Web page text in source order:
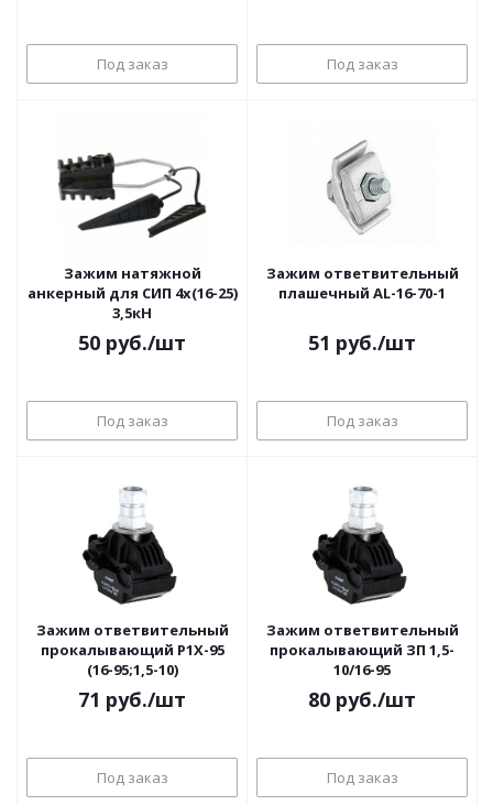
Под заказ Под заказ
Зажим натяжной
анкерный для СИП 4x(16-25)
3,5кН
50 руб./шт
Под заказ
Зажим ответвительный
плашечный AL-16-70-1
51 руб./шт
Под заказ
Зажим ответвительный
прокалывающий P1X-95
(16-95;1,5-10)
71 руб./шт
Под заказ
Зажим ответвительный
прокалывающий ЗП 1,5-
10/16-95
80 руб./шт
Под заказ